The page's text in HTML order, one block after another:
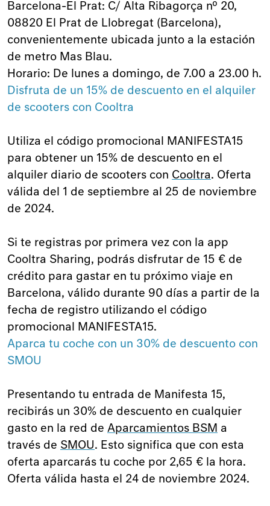
Barcelona-El Prat: C/ Alta Ribagorça nº 20,
08820 El Prat de Llobregat (Barcelona),
convenientemente ubicada junto a la estación
de metro Mas Blau.
Horario: De lunes a domingo, de 7.00 a 23.00 h.
Disfruta de un 15% de descuento en el alquiler
de scooters con Cooltra
Utiliza el código promocional MANIFESTA15
para obtener un 15% de descuento en el
alquiler diario de scooters con Cooltra. Oferta
válida del 1 de septiembre al 25 de noviembre
de 2024.
Si te registras por primera vez con la app
Cooltra Sharing, podrás disfrutar de 15 € de
crédito para gastar en tu próximo viaje en
Barcelona, válido durante 90 días a partir de la
fecha de registro utilizando el código
promocional MANIFESTA15.
Aparca tu coche con un 30% de descuento con
SMOU
Presentando tu entrada de Manifesta 15,
recibirás un 30% de descuento en cualquier
gasto en la red de Aparcamientos BSM a
través de SMOU. Esto significa que con esta
oferta aparcarás tu coche por 2,65 € la hora.
Oferta válida hasta el 24 de noviembre 2024.